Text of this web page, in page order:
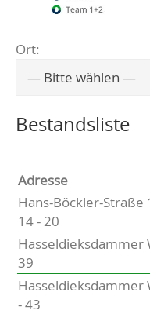
Eckernförde
Heikendorf
Kronshagen
Schwentinental
Preetz
Heide
Bordesholm
Elmshorn
Ort:
Wählen Sie einen
Bestandsliste
Adresse
Hans-Böckler-Straße
14 - 20
Hasseldieksdammer
39
Hasseldieksdammer
- 43